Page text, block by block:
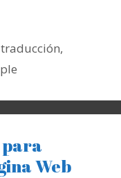
,
para
Web